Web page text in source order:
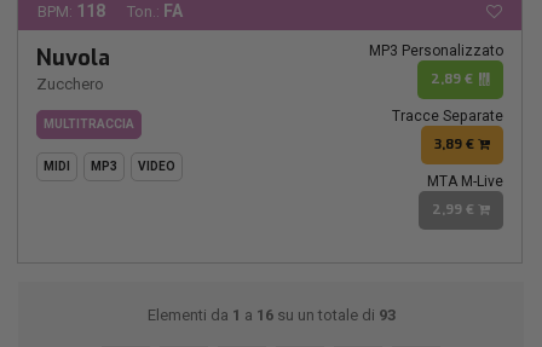
BPM: 118 Ton.: FA
Nuvola
Zucchero
MULTITRACCIA
MIDI MP3 VIDEO
MP3 Personalizzato
2,89 €
Tracce Separate
3,89 €
MTA M-Live
2,99 €
Elementi da 1 a 16su un totale di 93